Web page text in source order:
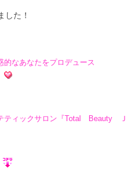
した！
なあなたをプロデュース
ティックサロン『Total Beauty Ｊ